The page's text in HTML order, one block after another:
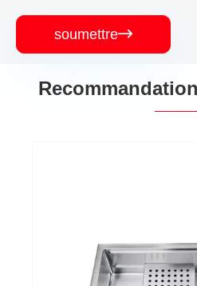
soumettre